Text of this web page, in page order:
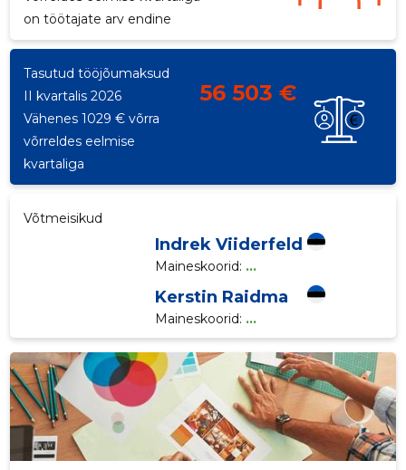
on töötajate arv endine
Tasutud tööjõumaksud
II kvartalis 2026
56 503 €
Vähenes 1029 € võrra
võrreldes eelmise
kvartaliga
Võtmeisikud
Indrek Viiderfeld
Maineskoorid: ...
Kerstin Raidma
Maineskoorid: ...